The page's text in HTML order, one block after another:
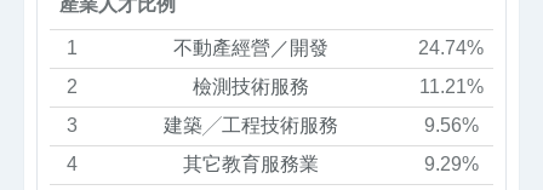
1 不動產經營／開發
24.74%
2
檢測技術服務
11.21%
3
建築╱工程技術服務
9.56%
4
其它教育服務業
9.29%